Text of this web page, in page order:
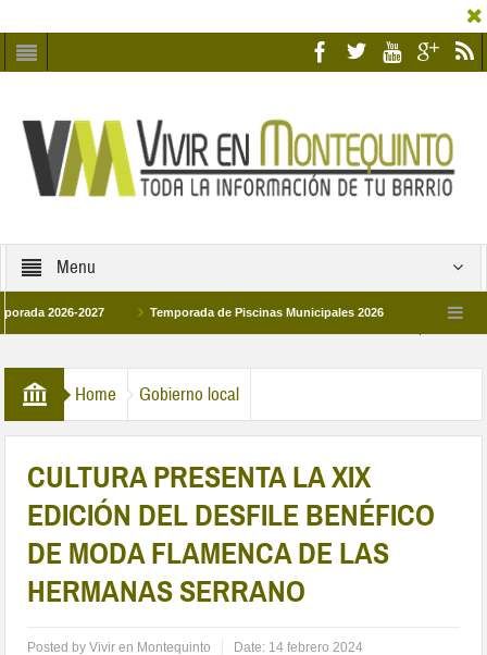
Menu
2027 Temporada de Piscinas Municipales 2026 Los Campus de
Home Gobierno local
CULTURA PRESENTA LA XIX
EDICIÓN DEL DESFILE BENÉFICO
DE MODA FLAMENCA DE LAS
HERMANAS SERRANO
Posted byVivir en Montequinto Date: 14 febrero 2024